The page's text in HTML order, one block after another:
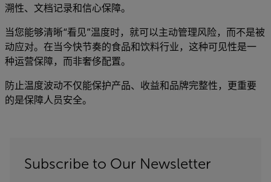
溯性、文档记录和信心保障。
当您能够清晰“看见”温度时，就可以主动管理风险，而不是被
动应对。在当今快节奏的食品和饮料行业，这种可见性是一
种运营保障，而非奢侈配置。
防止温度波动不仅能保护产品、收益和品牌完整性，更重要
的是保障人员安全。
Subscribe to Our Newsletter